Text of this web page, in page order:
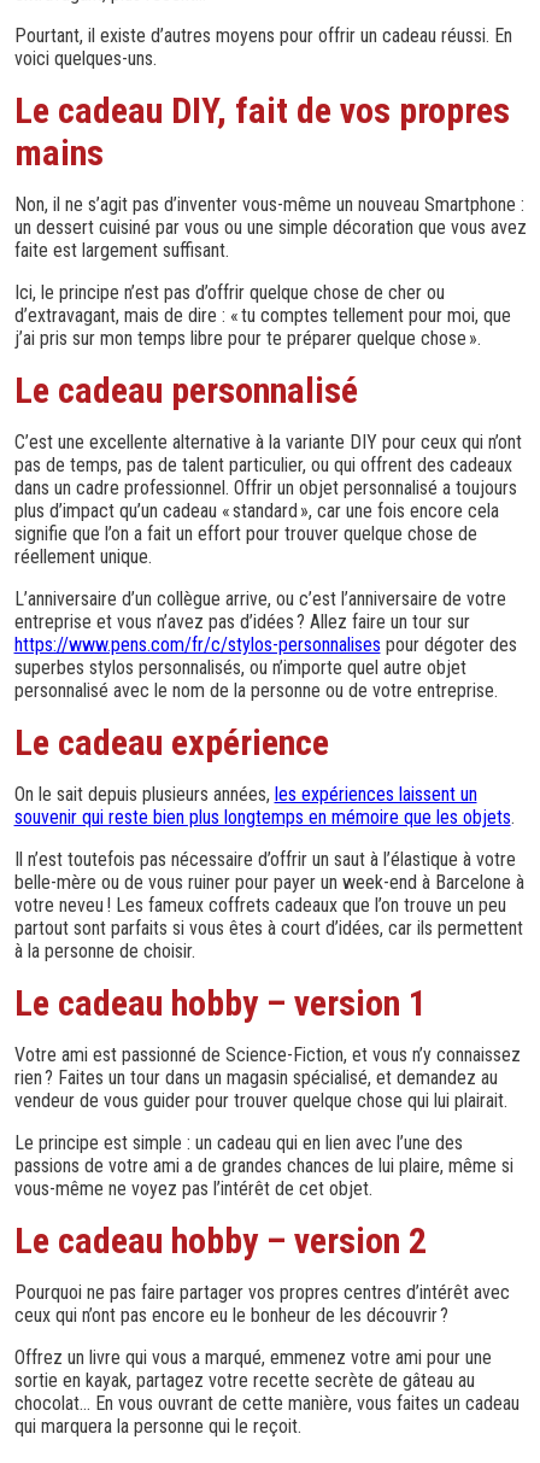
Pourtant, il existe d’autres moyens pour offrir un cadeau réussi. En
voici quelques-uns.
Le cadeau DIY, fait de vos propres
mains
Non, il ne s’agit pas d’inventer vous-même un nouveau Smartphone :
un dessert cuisiné par vous ou une simple décoration que vous avez
faite est largement suffisant.
Ici, le principe n’est pas d’offrir quelque chose de cher ou
d’extravagant, mais de dire : « tu comptes tellement pour moi, que
j’ai pris sur mon temps libre pour te préparer quelque chose ».
Le cadeau personnalisé
C’est une excellente alternative à la variante DIY pour ceux qui n’ont
pas de temps, pas de talent particulier, ou qui offrent des cadeaux
dans un cadre professionnel. Offrir un objet personnalisé a toujours
plus d’impact qu’un cadeau « standard », car une fois encore cela
signifie que l’on a fait un effort pour trouver quelque chose de
réellement unique.
L’anniversaire d’un collègue arrive, ou c’est l’anniversaire de votre
entreprise et vous n’avez pas d’idées ? Allez faire un tour sur
https://www.pens.com/fr/c/stylos-personnalises pour dégoter des
superbes stylos personnalisés, ou n’importe quel autre objet
personnalisé avec le nom de la personne ou de votre entreprise.
Le cadeau expérience
On le sait depuis plusieurs années, les expériences laissent un
souvenir qui reste bien plus longtemps en mémoire que les objets.
Il n’est toutefois pas nécessaire d’offrir un saut à l’élastique à votre
belle-mère ou de vous ruiner pour payer un week-end à Barcelone à
votre neveu ! Les fameux coffrets cadeaux que l’on trouve un peu
partout sont parfaits si vous êtes à court d’idées, car ils permettent
à la personne de choisir.
Le cadeau hobby – version 1
Votre ami est passionné de Science-Fiction, et vous n’y connaissez
rien ? Faites un tour dans un magasin spécialisé, et demandez au
vendeur de vous guider pour trouver quelque chose qui lui plairait.
Le principe est simple : un cadeau qui en lien avec l’une des
passions de votre ami a de grandes chances de lui plaire, même si
vous-même ne voyez pas l’intérêt de cet objet.
Le cadeau hobby – version 2
Pourquoi ne pas faire partager vos propres centres d’intérêt avec
ceux qui n’ont pas encore eu le bonheur de les découvrir ?
Offrez un livre qui vous a marqué, emmenez votre ami pour une
sortie en kayak, partagez votre recette secrète de gâteau au
chocolat… En vous ouvrant de cette manière, vous faites un cadeau
qui marquera la personne qui le reçoit.